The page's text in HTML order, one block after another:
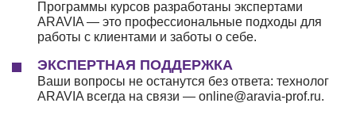
Программы курсов разработаны экспертами
ARAVIA — это профессиональные подходы для
работы с клиентами и заботы о себе.
ЭКСПЕРТНАЯ ПОДДЕРЖКА
Ваши вопросы не останутся без ответа: технолог
ARAVIA всегда на связи — online@aravia-prof.ru.